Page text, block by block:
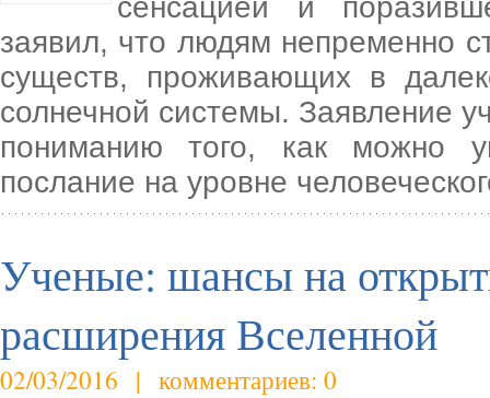
сенсацией и
заявил, что людям непременно
существ, проживающих в
солнечной системы. Заявление
пониманию того, как можно
послание на уровне
Ученые: шансы на
расширения Вселенной
02/03/2016 | комментариев: 0